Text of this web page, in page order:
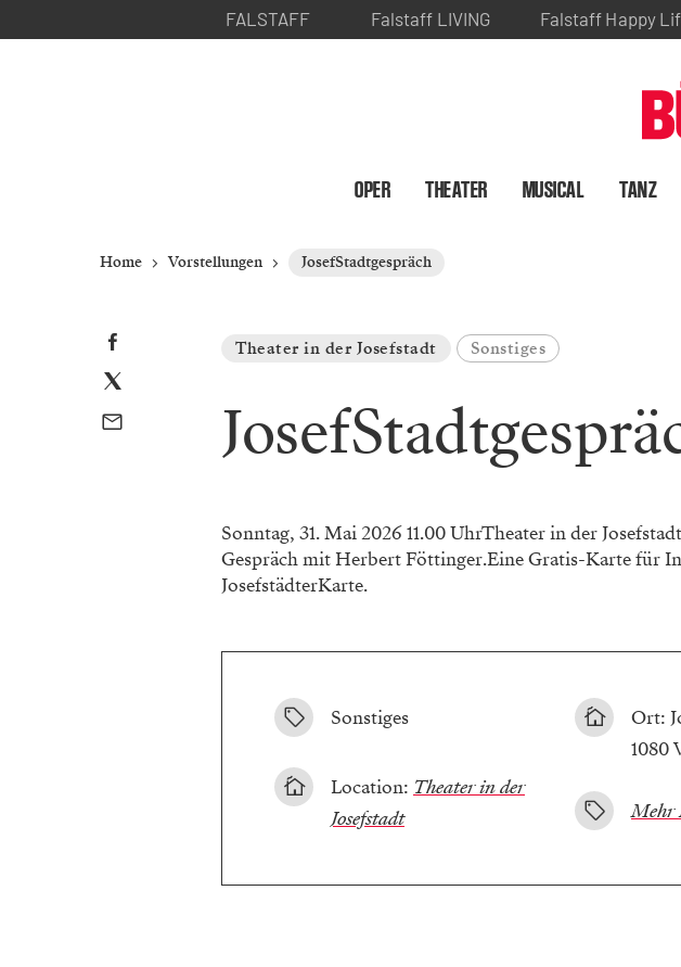
FALSTAFF Falstaff LIVING Falstaff Happy
OPER THEATER MUSICAL TANZ
Home Vorstellungen JosefStadtgespräch
Theater in der Josefstadt Sonstiges
Sonntag, 31. Mai 2026 11.00 UhrTheater in der
Gespräch mit Herbert Föttinger.Eine Gratis-Karte für
JosefstädterKarte.
Sonstiges
Location: Theater in der
Josefstadt
Ort:
1080
Mehr